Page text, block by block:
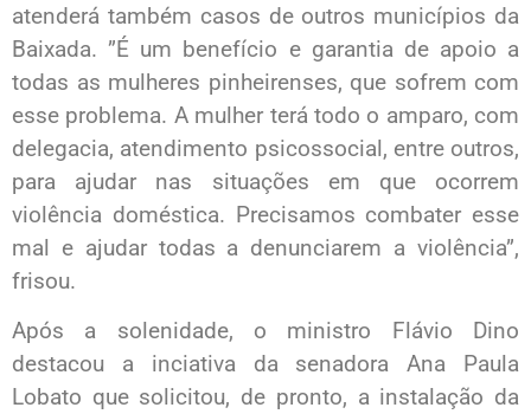
atenderá também casos de outros municípios da
Baixada. ”É um benefício e garantia de apoio a
todas as mulheres pinheirenses, que sofrem com
esse problema. A mulher terá todo o amparo, com
delegacia, atendimento psicossocial, entre outros,
para ajudar nas situações em que ocorrem
violência doméstica. Precisamos combater esse
mal e ajudar todas a denunciarem a violência”,
frisou.
Após a solenidade, o ministro Flávio Dino
destacou a inciativa da senadora Ana Paula
Lobato que solicitou, de pronto, a instalação da